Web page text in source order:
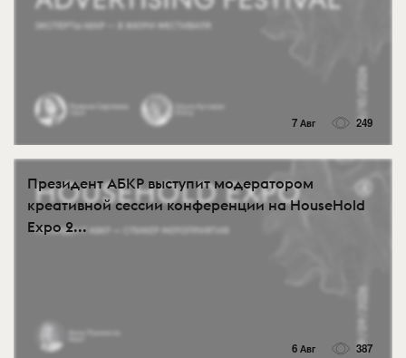
7 Авг 249
Президент АБКР выступит модератором
креативной сессии конференции на HouseHold
Expo 2...
6 Авг 387